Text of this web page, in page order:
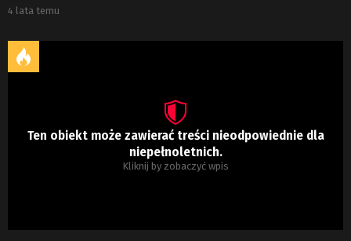
4 lata temu
Ten obiekt może zawierać treści nieodpowiednie dla
niepełnoletnich.
Kliknij by zobaczyć wpis